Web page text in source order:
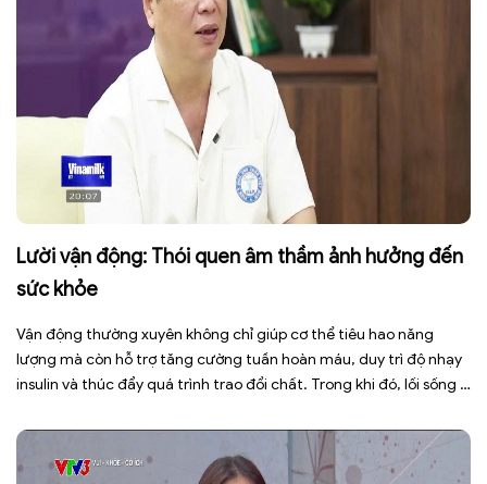
Lười vận động: Thói quen âm thầm ảnh hưởng đến
sức khỏe
Vận động thường xuyên không chỉ giúp cơ thể tiêu hao năng
lượng mà còn hỗ trợ tăng cường tuần hoàn máu, duy trì độ nhạy
insulin và thúc đẩy quá trình trao đổi chất. Trong khi đó, lối sống ít
[…]